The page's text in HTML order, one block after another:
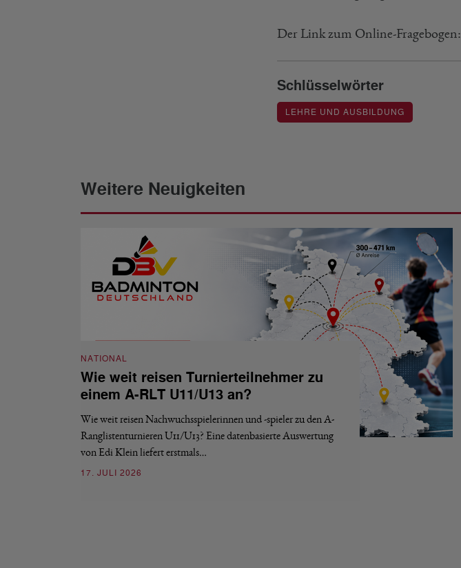
Der Link zum Online-Fragebogen:
Schlüsselwörter
LEHRE UND AUSBILDUNG
Weitere Neuigkeiten
NATIONAL
Wie weit reisen Turnierteilnehmer zu
einem A-RLT U11/U13 an?
Wie weit reisen Nachwuchsspielerinnen und -spieler zu den A-
Ranglistenturnieren U11/U13? Eine datenbasierte Auswertung
von Edi Klein liefert erstmals…
17. JULI 2026